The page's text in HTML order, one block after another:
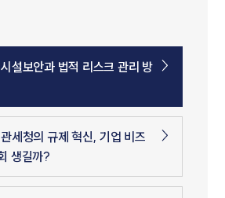
설보안과 법적 리스크 관리 방
세청의 규제 혁신, 기업 비즈
생길까?